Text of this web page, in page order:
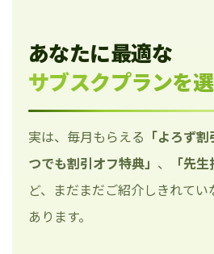
あなたに最適な
サブスクプランを
実は、毎月もらえる 「よろず
つでも割引オフ特典」 、 「先
ど、まだまだご紹介しきれて
あります。